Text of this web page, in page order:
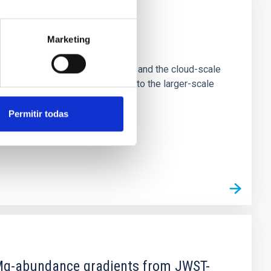
Marketing
Permitir todas
of star-forming dense cores and the cloud-scale
appear random with respect to the larger-scale
abundance gradients from JWST-